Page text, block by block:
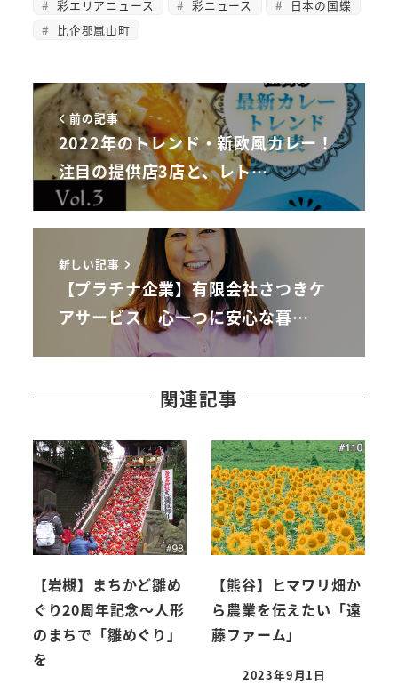
彩エリアニュース 彩ニュース
日本の国蝶
比企郡嵐山町
前の記事
2022年のトレンド・新欧風カレー！
注目の提供店3店と、レト…
新しい記事
【プラチナ企業】有限会社さつきケ
アサービス 心一つに安心な暮…
関連記事
【岩槻】まちかど雛め
ぐり20周年記念～人形
のまちで「雛めぐり」
を
【熊谷】ヒマワリ畑か
ら農業を伝えたい「遠
藤ファーム」
2023年9月1日